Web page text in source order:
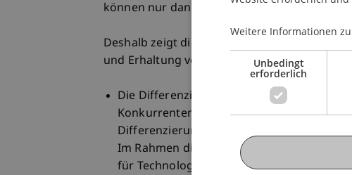
können nur dann Wettbewerbsvorteile
Deshalb zeigt die Veranstaltung
und Erhaltung von Wettbewerbsvorteilen für
Die Differenzierungsstrategie zielt darauf
Konkurrenten eindeutig zu
Differenzierung (z.B. Qualität,
Im Rahmen dieser Strategie werden auch
für Technologie und Entrepreneurship
Weitere Informationen
Unbedingt
erforderlich